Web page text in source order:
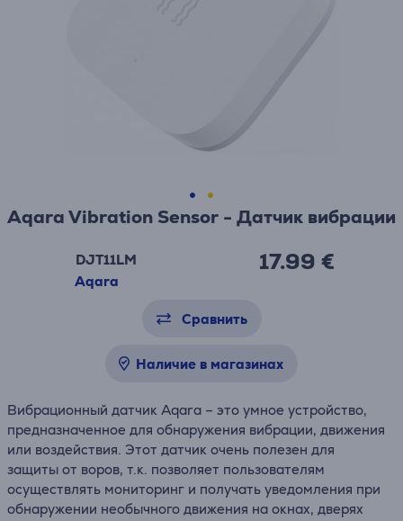
Aqara Vibration Sensor - Датчик вибрации
DJT11LM
Aqara
17.99 €
Сравнить
Наличие в магазинах
Вибрационный датчик Aqara – это умное устройство,
предназначенное для обнаружения вибрации, движения
или воздействия. Этот датчик очень полезен для
защиты от воров, т.к. позволяет пользователям
осуществлять мониторинг и получать уведомления при
обнаружении необычного движения на окнах, дверях